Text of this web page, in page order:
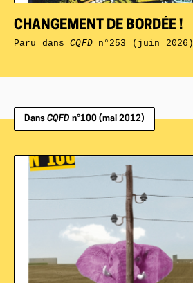
CHANGEMENT DE BORDÉE !
Paru dansCQFDn°253 (juin 2026)
Dans CQFD n°100 (mai 2012)